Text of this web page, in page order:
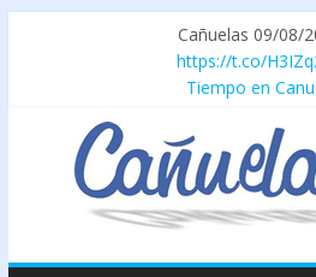
Cañuelas 09/08/
https://t.co/
Tiempo en